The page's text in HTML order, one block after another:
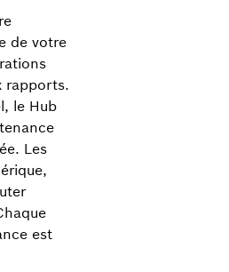
de votre
rapports.
le Hub
Les
est